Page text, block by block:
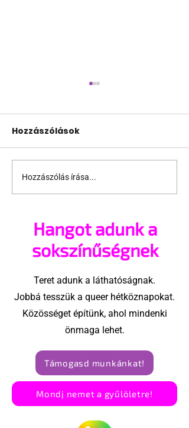
Szivárványos menüt
dobott piacra a
Hozzászólások
Hozzászólás írása...
Hangot adunk a
sokszínűségnek
Teret adunk a láthatóságnak.
Jobbá tesszük a queer hétköznapokat.
Közösséget építünk, ahol mindenki
önmaga lehet.
Támogasd munkánkat!
Mondj nemet a gyűlöletre!